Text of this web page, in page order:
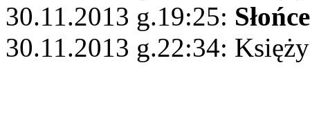
30.11.2013 g.19:25: Słońce
30.11.2013 g.22:34: